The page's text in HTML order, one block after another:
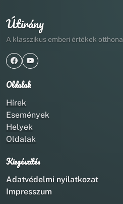
Útirány
A klasszikus emberi értékek otthona
Oldalak
Hírek
Események
Helyek
Oldalak
Kiegészítés
Adatvédelmi nyilatkozat
Impresszum